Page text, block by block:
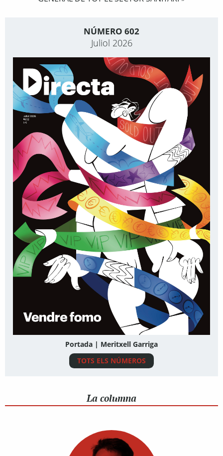
NÚMERO 602
Juliol 2026
Portada | Meritxell Garriga
TOTS ELS NÚMEROS
La columna